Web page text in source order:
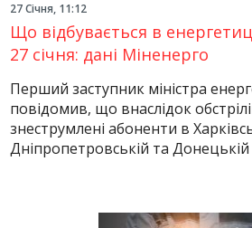
27 Січня, 11:12
Що відбувається в
27 січня: дані Міненерго
Перший заступник міністра
повідомив, що внаслідок
знеструмлені абоненти в
Дніпропетровській та Донецькій